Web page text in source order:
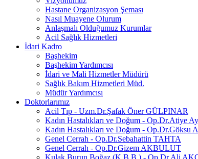
Hastane Organizasyon Şeması
Nasıl Muayene Olurum
Anlaşmalı Olduğumuz Kurumlar
Acil Sağlık Hizmetleri
İdari Kadro
Başhekim
Başhekim Yardımcısı
İdari ve Mali Hizmetler Müdürü
Sağlık Bakım Hizmetleri Müd.
Müdür Yardımcısı
Doktorlarımız
Acil Tıp - Uzm.Dr.Şafak Öner GÜLPINAR
Kadın Hastalıkları ve Doğum - Op.Dr.Atiye
Kadın Hastalıkları ve Doğum - Op.Dr.Göksu
Genel Cerrah - Op.Dr.Sebahattin TAHTA
Genel Cerrah - Op.Dr.Gizem AKBULUT
Kulak Burun Boğaz (K.B.B.) - Op.Dr.Ali